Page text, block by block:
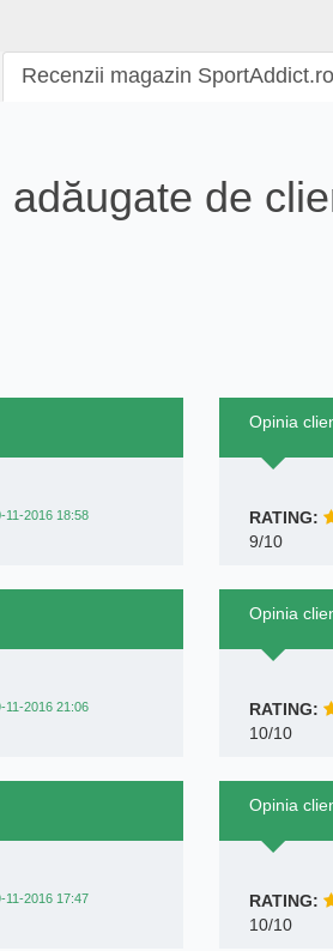
Recenzii magazin
de
11-2016 18:58
11-2016 21:06
11-2016 17:47
Opinia
RATING:
9/10
Opinia
RATING:
10/10
Opinia
RATING:
10/10